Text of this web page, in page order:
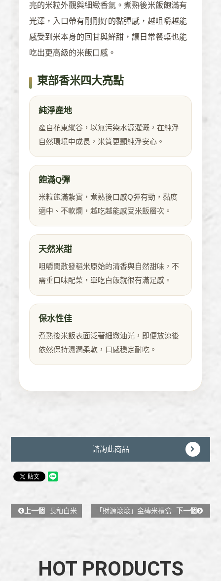
亮的米粒外觀與細緻香氣。煮熟後米飯飽滿有
光澤，入口帶有剛剛好的黏彈感，越咀嚼越能
感受到米本身的回甘與鮮甜，讓日常餐桌也能
吃出更高級的米飯口感。
東部香米四大亮點
純淨產地
產自花東縱谷，以無污染水源灌溉，在純淨
自然環境中成長，米質更顯純淨安心。
飽滿Q彈
米粒飽滿紮實，煮熟後口感Q彈有勁，黏度
適中、不軟爛，越吃越能感受米飯層次。
天然米甜
咀嚼間散發稻米原始的清香與自然甜味，不
需重口味配菜，單吃白飯就很有滿足感。
保水性佳
煮熟後米飯表面泛著細緻油光，即便放涼後
依然保持濕潤柔軟，口感穩定耐吃。
諮詢此商品
上一個 長秈白米 「財源滾滾」金磚米禮盒 下一個
HOT PRODUCTS